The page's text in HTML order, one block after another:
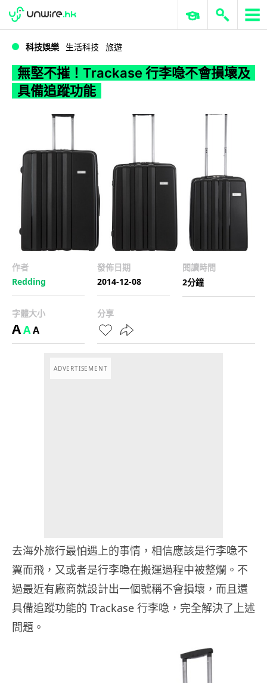
WWDC 2026 ERP 與商業 AI
科技娛樂 生活科技 旅遊
無堅不摧！Trackase 行李喼不會損壞及
具備追蹤功能
作者
Redding
發佈日期
2014-12-08
閱讀時間
2分鐘
字體大小
AAA
分享
ADVERTISEMENT
去海外旅行最怕遇上的事情，相信應該是行李喼不
翼而飛，又或者是行李喼在搬運過程中被整爛。不
過最近有廠商就設計出一個號稱不會損壞，而且還
具備追蹤功能的 Trackase 行李喼，完全解決了上述
問題。